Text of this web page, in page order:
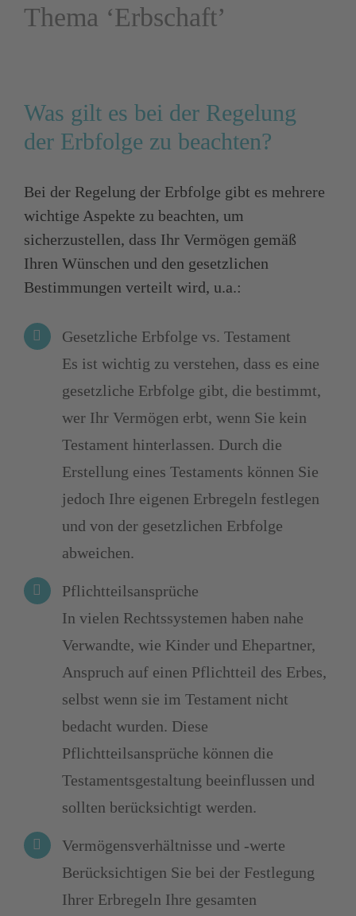
Thema ‘Erbschaft’
Was gilt es bei der Regelung
der Erbfolge zu beachten?
Bei der Regelung der Erbfolge gibt es mehrere
wichtige Aspekte zu beachten, um
sicherzustellen, dass Ihr Vermögen gemäß
Ihren Wünschen und den gesetzlichen
Bestimmungen verteilt wird, u.a.:
Gesetzliche Erbfolge vs. Testament
Es ist wichtig zu verstehen, dass es eine
gesetzliche Erbfolge gibt, die bestimmt,
wer Ihr Vermögen erbt, wenn Sie kein
Testament hinterlassen. Durch die
Erstellung eines Testaments können Sie
jedoch Ihre eigenen Erbregeln festlegen
und von der gesetzlichen Erbfolge
abweichen.
Pflichtteilsansprüche
In vielen Rechtssystemen haben nahe
Verwandte, wie Kinder und Ehepartner,
Anspruch auf einen Pflichtteil des Erbes,
selbst wenn sie im Testament nicht
bedacht wurden. Diese
Pflichtteilsansprüche können die
Testamentsgestaltung beeinflussen und
sollten berücksichtigt werden.
Vermögensverhältnisse und -werte
Berücksichtigen Sie bei der Festlegung
Ihrer Erbregeln Ihre gesamten